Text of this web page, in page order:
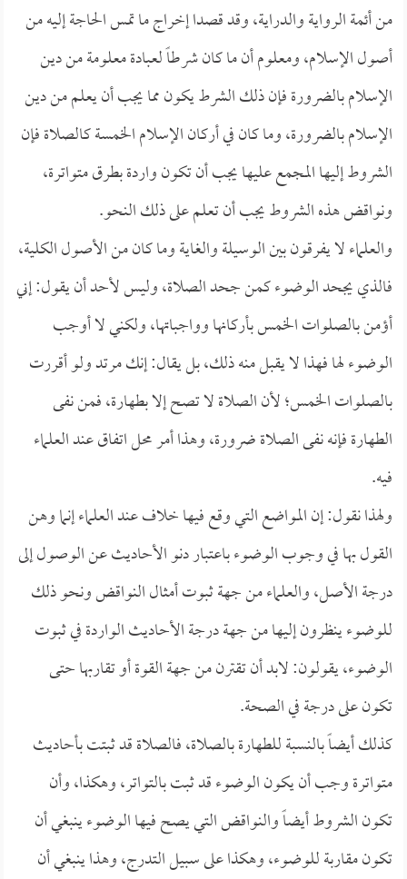
من أئمة الرواية والدراية، وقد قصدا إخراج ما تمس الحاجة إليه من
أصول الإسلام، ومعلوم أن ما كان شرطاً لعبادة معلومة من دين
الإسلام بالضرورة فإن ذلك الشرط يكون مما يجب أن يعلم من دين
الإسلام بالضرورة، وما كان في أركان الإسلام الخمسة كالصلاة فإن
الشروط إليها المجمع عليها يجب أن تكون واردة بطرق متواترة،
ونواقض هذه الشروط يجب أن تعلم على ذلك النحو.
والعلماء لا يفرقون بين الوسيلة والغاية وما كان من الأصول الكلية،
فالذي يجحد الوضوء كمن جحد الصلاة، وليس لأحد أن يقول: إني
أؤمن بالصلوات الخمس بأركانها وواجباتها، ولكني لا أوجب
الوضوء لها فهذا لا يقبل منه ذلك، بل يقال: إنك مرتد ولو أقررت
بالصلوات الخمس؛ لأن الصلاة لا تصح إلا بطهارة، فمن نفى
الطهارة فإنه نفى الصلاة ضرورة، وهذا أمر محل اتفاق عند العلماء
فيه.
ولهذا نقول: إن المواضع التي وقع فيها خلاف عند العلماء إنما وهن
القول بها في وجوب الوضوء باعتبار دنو الأحاديث عن الوصول إلى
درجة الأصل، والعلماء من جهة ثبوت أمثال النواقض ونحو ذلك
للوضوء ينظرون إليها من جهة درجة الأحاديث الواردة في ثبوت
الوضوء، يقولون: لابد أن تقترن من جهة القوة أو تقاربها حتى
تكون على درجة في الصحة.
كذلك أيضاً بالنسبة للطهارة بالصلاة، فالصلاة قد ثبتت بأحاديث
متواترة وجب أن يكون الوضوء قد ثبت بالتواتر، وهكذا، وأن
تكون الشروط أيضاً والنواقض التي يصح فيها الوضوء ينبغي أن
تكون مقاربة للوضوء، وهكذا على سبيل التدرج، وهذا ينبغي أن